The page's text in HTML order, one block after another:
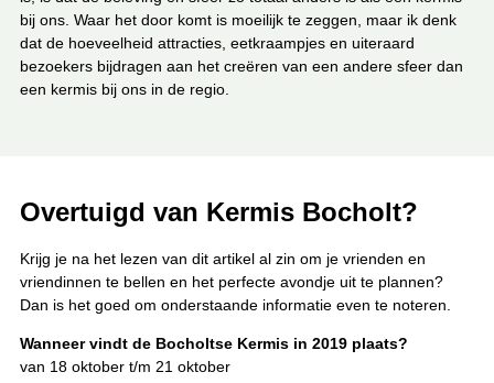
bij ons. Waar het door komt is moeilijk te zeggen, maar ik denk
dat de hoeveelheid attracties, eetkraampjes en uiteraard
bezoekers bijdragen aan het creëren van een andere sfeer dan
een kermis bij ons in de regio.
Overtuigd van Kermis Bocholt?
Krijg je na het lezen van dit artikel al zin om je vrienden en
vriendinnen te bellen en het perfecte avondje uit te plannen?
Dan is het goed om onderstaande informatie even te noteren.
Wanneer vindt de Bocholtse Kermis in 2019 plaats?
van 18 oktober t/m 21 oktober